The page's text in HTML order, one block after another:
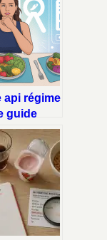
api régime
guide
et s’y